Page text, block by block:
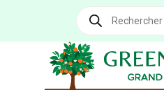
Recherche
produits